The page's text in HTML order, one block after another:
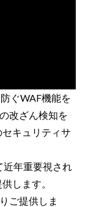
ぐWAF機能を
改ざん検知を
キュリティサ
近年重要視され
します。
ご提供しま